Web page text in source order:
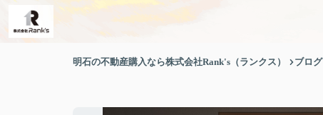
明石の不動産購入なら株式会社Rank's（ランクス） ブログ